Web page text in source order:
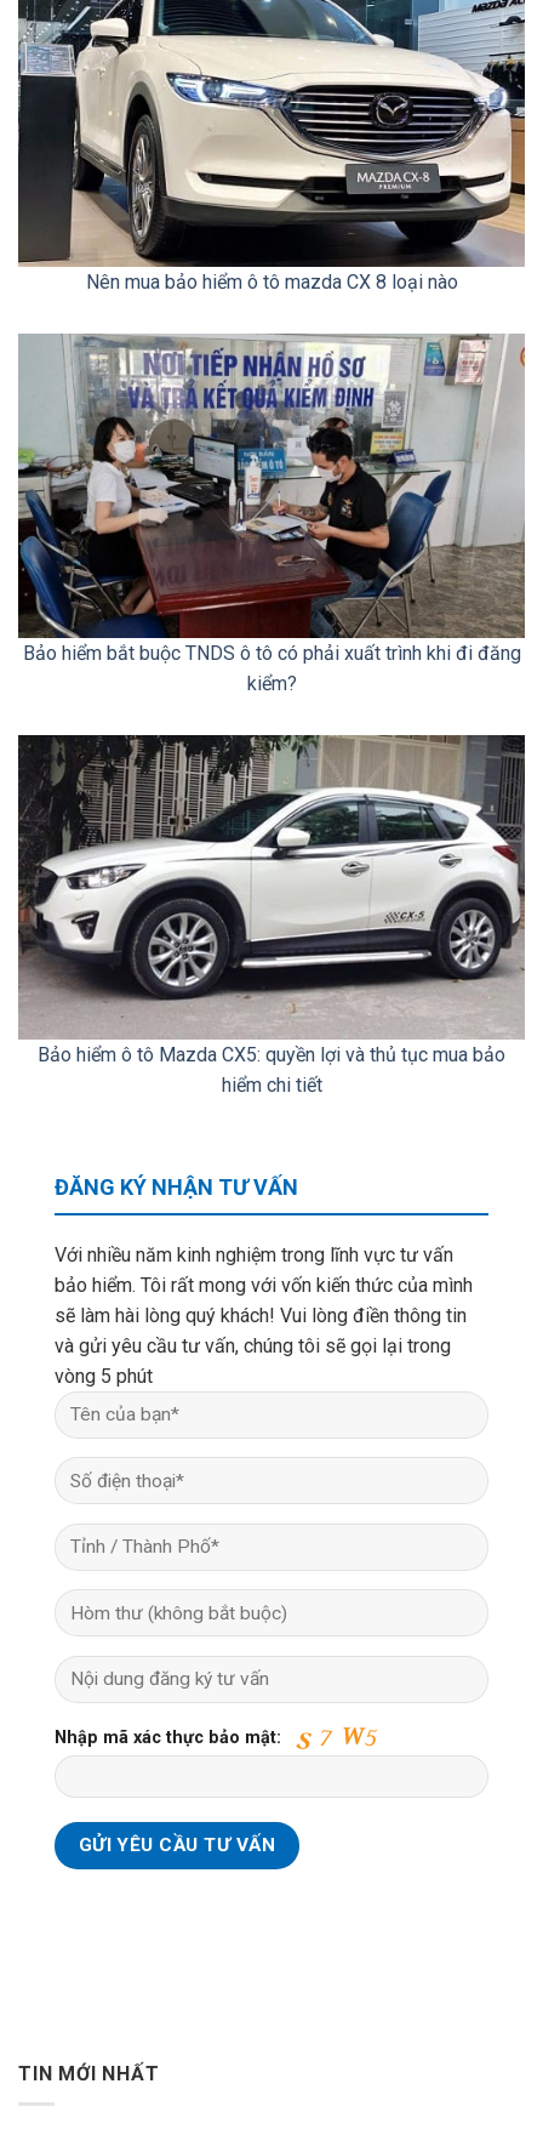
Nên mua bảo hiểm ô tô mazda CX 8 loại nào
Bảo hiểm bắt buộc TNDS ô tô có phải xuất trình khi đi đăng
kiểm?
Bảo hiểm ô tô Mazda CX5: quyền lợi và thủ tục mua bảo
hiểm chi tiết
ĐĂNG KÝ NHẬN TƯ VẤN
Với nhiều năm kinh nghiệm trong lĩnh vực tư vấn
bảo hiểm. Tôi rất mong với vốn kiến thức của mình
sẽ làm hài lòng quý khách! Vui lòng điền thông tin
và gửi yêu cầu tư vấn, chúng tôi sẽ gọi lại trong
vòng 5 phút
Nhập mã xác thực bảo mật:
TIN MỚI NHẤT